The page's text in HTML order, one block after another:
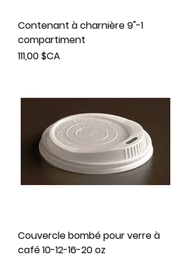
Contenant à charnière 9"-1
compartiment
Prix
111,00 $CA
Couvercle bombé pour verre à
café 10-12-16-20 oz